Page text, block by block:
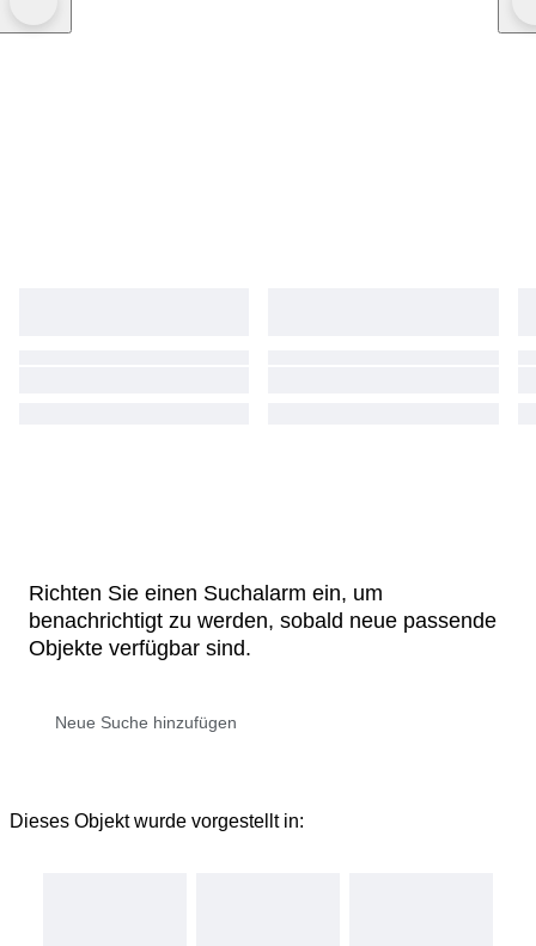
Richten Sie einen Suchalarm ein, um
benachrichtigt zu werden, sobald neue passende
Objekte verfügbar sind.
Dieses Objekt wurde vorgestellt in: